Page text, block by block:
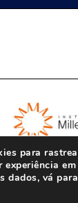
para
experiência
dados, vá